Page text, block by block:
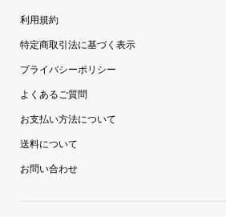
利用規約
特定商取引法に基づく表示
プライバシーポリシー
よくあるご質問
お支払い方法について
送料について
お問い合わせ